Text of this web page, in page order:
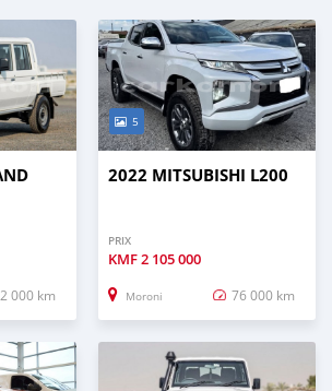
000 km
5
2022 MITSUBISHI L200
PRIX
KMF2 105 000
Moroni 76 000 km